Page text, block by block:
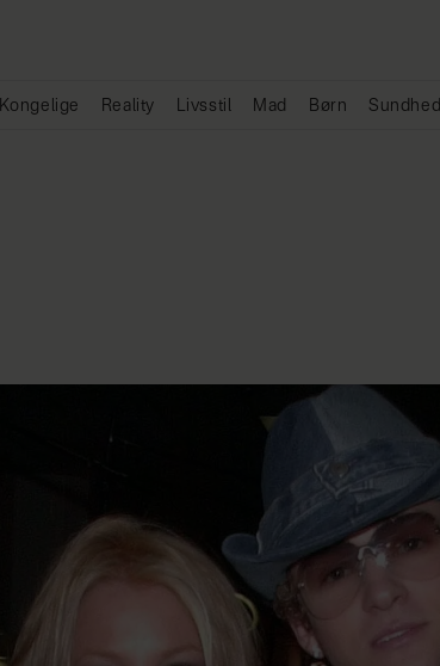
Kongelige Reality Livsstil Mad Børn Sundhed